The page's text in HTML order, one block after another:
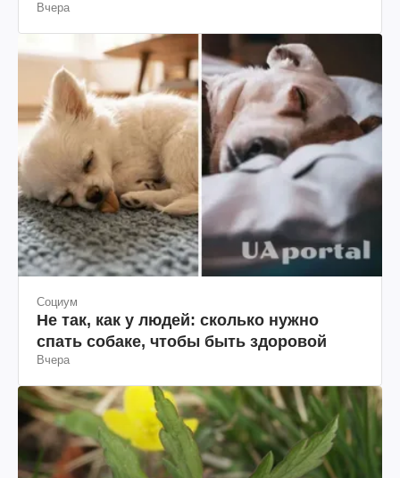
Вчера
Социум
Не так, как у людей: сколько нужно
спать собаке, чтобы быть здоровой
Вчера